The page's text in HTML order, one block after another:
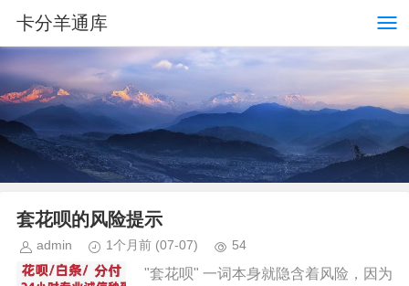
卡分羊通库
套花呗的风险提示
admin 1个月前 (07-07) 54
"套花呗" 一词本身就隐含着风险，因为